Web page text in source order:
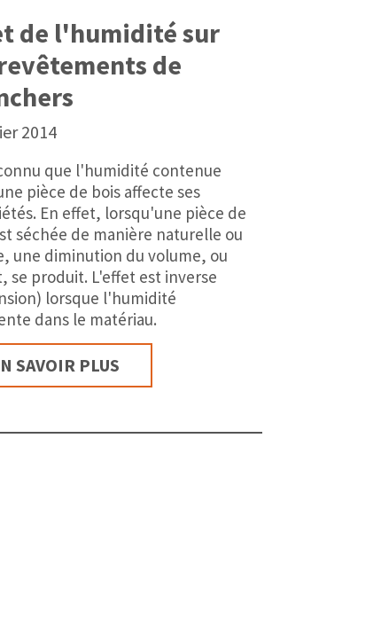
de l'humidité sur
de
2014
que l'humidité contenue
pièce de bois affecte ses
En effet, lorsqu'une pièce de
séchée de manière naturelle ou
une diminution du volume, ou
se produit. L'effet est inverse
lorsque l'humidité
dans le matériau.
SAVOIR PLUS